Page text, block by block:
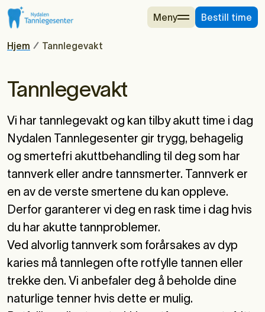
Meny Bestill time
Hjem Tannlegevakt
Tannlegevakt
Vi har tannlegevakt og kan tilby akutt time i dag
Nydalen Tannlegesenter gir trygg, behagelig
og smertefri akuttbehandling til deg som har
tannverk eller andre tannsmerter. Tannverk er
en av de verste smertene du kan oppleve.
Derfor garanterer vi deg en rask time i dag hvis
du har akutte tannproblemer.
Ved alvorlig tannverk som forårsakes av dyp
karies må tannlegen ofte rotfylle tannen eller
trekke den. Vi anbefaler deg å beholde dine
naturlige tenner hvis dette er mulig.